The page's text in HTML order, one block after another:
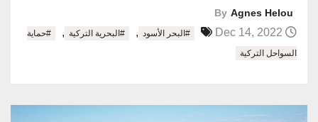
By Agnes Helou
#البحر الأسود , #البحرية التركية ,
#حماية
السواحل التركية